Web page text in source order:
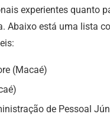
experientes quanto
Abaixo está uma lista
(Macaé)
de Pessoal